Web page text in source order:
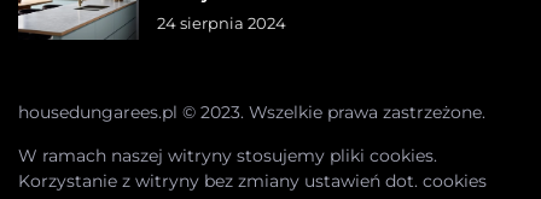
24 sierpnia 2024
housedungarees.pl © 2023. Wszelkie prawa zastrzeżone.
W ramach naszej witryny stosujemy pliki cookies.
Korzystanie z witryny bez zmiany ustawień dot. cookies